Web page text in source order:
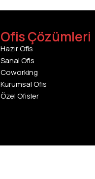
Ofis Çözümleri
Hazır Ofis
Sanal Ofis
Coworking
Kurumsal Ofis
Özel Ofisler